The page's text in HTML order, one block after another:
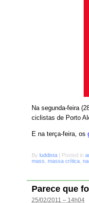
Na segunda-feira
ciclistas de Porto
E na terça-feira, os
By luddista | Posted in
mass massa crítica
Parece que
25/02/2011 – 14h04